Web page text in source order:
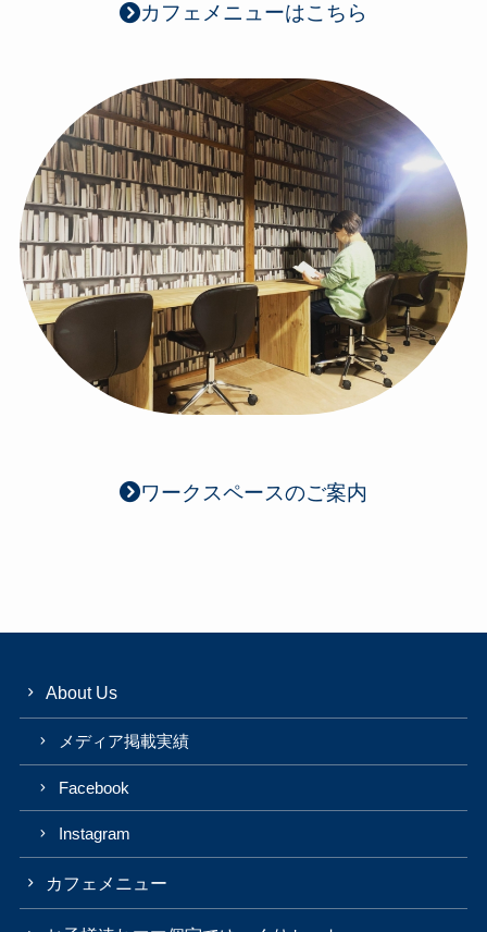
カフェメニューはこちら
ワークスペースのご案内
About Us
メディア掲載実績
Facebook
Instagram
カフェメニュー